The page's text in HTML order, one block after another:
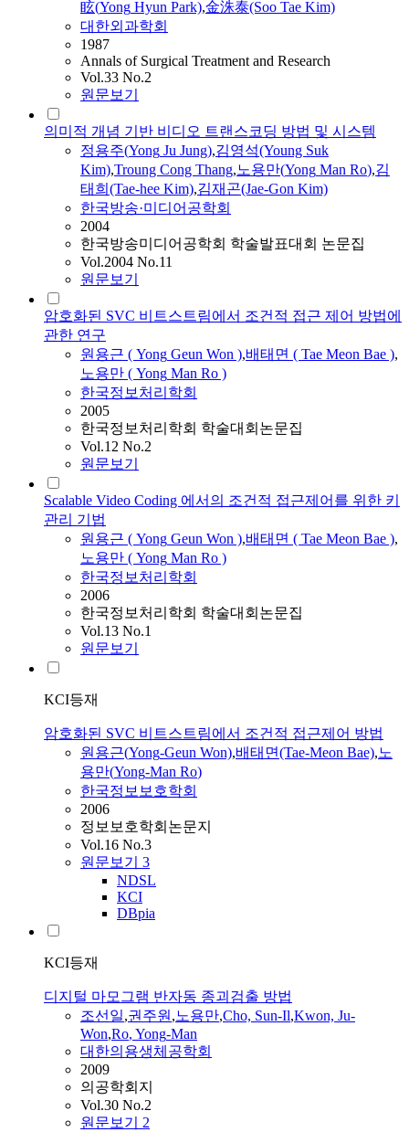
眩(Yong Hyun Park),金洙泰(Soo Tae Kim)
대한외과학회
1987
Annals of Surgical Treatment and Research
Vol.33 No.2
원문보기
의미적 개념 기반 비디오 트랜스코딩 방법 및 시스템
정용주(Yong Ju Jung),김영석(Young Suk
Kim),Troung Cong Thang,노용만(Yong Man Ro),김
태희(Tae-hee Kim),김재곤(Jae-Gon Kim)
한국방송·미디어공학회
2004
한국방송미디어공학회 학술발표대회 논문집
Vol.2004 No.11
원문보기
암호화된 SVC 비트스트림에서 조건적 접근 제어 방법에
관한 연구
원용근 ( Yong Geun Won ),배태면 ( Tae Meon Bae ),
노용만 ( Yong Man Ro )
한국정보처리학회
2005
한국정보처리학회 학술대회논문집
Vol.12 No.2
원문보기
Scalable Video Coding 에서의 조건적 접근제어를 위한 키
관리 기법
원용근 ( Yong Geun Won ),배태면 ( Tae Meon Bae ),
노용만 ( Yong Man Ro )
한국정보처리학회
2006
한국정보처리학회 학술대회논문집
Vol.13 No.1
원문보기
KCI등재
암호화된 SVC 비트스트림에서 조건적 접근제어 방법
원용근(Yong-Geun Won),배태면(Tae-Meon Bae),노
용만(Yong-Man Ro)
한국정보보호학회
2006
정보보호학회논문지
Vol.16 No.3
원문보기 3
NDSL
KCI
DBpia
KCI등재
디지털 마모그램 반자동 종괴검출 방법
조선일,권주원,노용만,Cho, Sun-Il,Kwon, Ju-
Won,Ro, Yong-Man
대한의용생체공학회
2009
의공학회지
Vol.30 No.2
원문보기 2